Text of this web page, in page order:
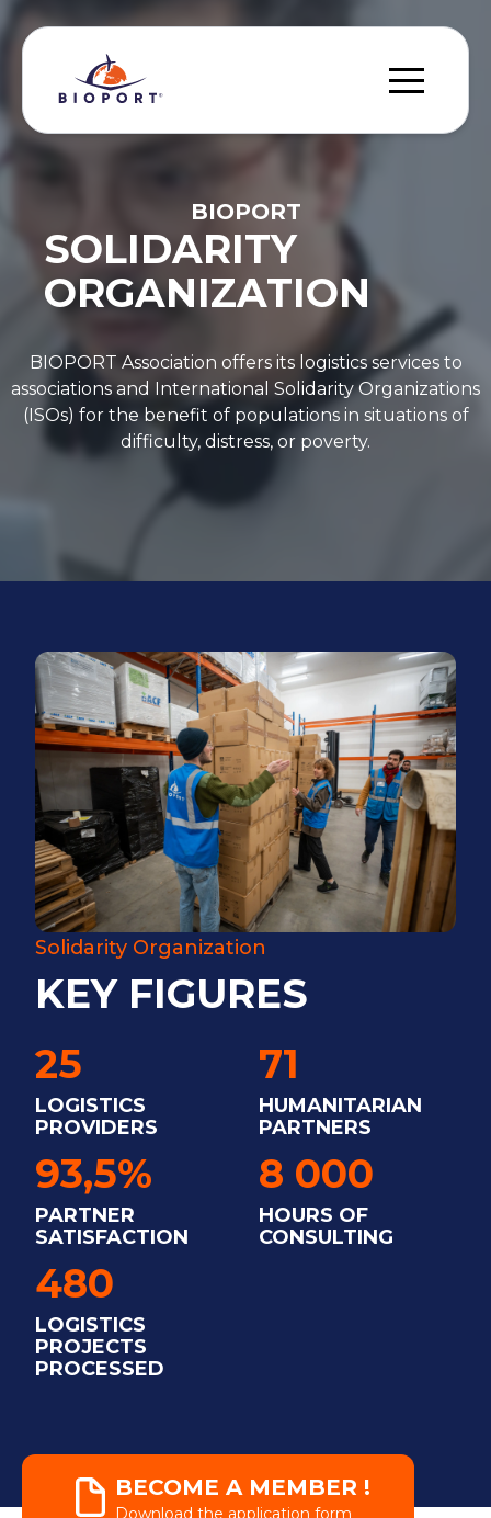
BIOPORT
SOLIDARITY
ORGANIZATION
BIOPORT Association offers its logistics services to
associations and International Solidarity Organizations
(ISOs) for the benefit of populations in situations of
difficulty, distress, or poverty.
Solidarity Organization
KEY FIGURES
25
LOGISTICS
PROVIDERS
71
HUMANITARIAN
PARTNERS
93,5%
PARTNER
SATISFACTION
8 000
HOURS OF
CONSULTING
480
LOGISTICS
PROJECTS
PROCESSED
BECOME A MEMBER !
Download the application form